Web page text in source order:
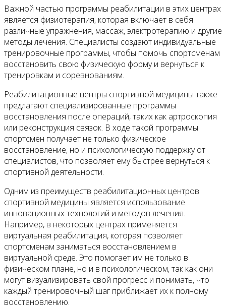
Важной частью программы реабилитации в этих центрах
является физиотерапия, которая включает в себя
различные упражнения, массаж, электротерапию и другие
методы лечения. Специалисты создают индивидуальные
тренировочные программы, чтобы помочь спортсменам
восстановить свою физическую форму и вернуться к
тренировкам и соревнованиям.
Реабилитационные центры спортивной медицины также
предлагают специализированные программы
восстановления после операций, таких как артроскопия
или реконструкция связок. В ходе такой программы
спортсмен получает не только физическое
восстановление, но и психологическую поддержку от
специалистов, что позволяет ему быстрее вернуться к
спортивной деятельности.
Одним из преимуществ реабилитационных центров
спортивной медицины является использование
инновационных технологий и методов лечения.
Например, в некоторых центрах применяется
виртуальная реабилитация, которая позволяет
спортсменам заниматься восстановлением в
виртуальной среде. Это помогает им не только в
физическом плане, но и в психологическом, так как они
могут визуализировать свой прогресс и понимать, что
каждый тренировочный шаг приближает их к полному
восстановлению.